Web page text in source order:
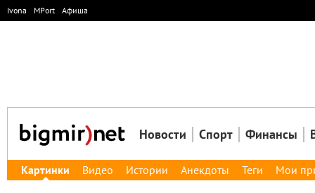
Ivona MPort Афиша
Новости Спорт Финансы
Картинки Видео Истории Анекдоты Теги Мои